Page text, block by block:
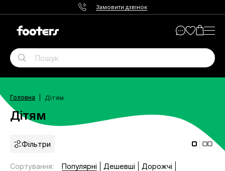
Замовити дзвінок
Головна Дітям
Дітям
Фільтри
Сортування: Популярні Дешевші
Дорожчі